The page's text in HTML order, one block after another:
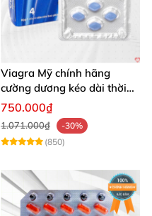
Viagra Mỹ chính hãng
cường dương kéo dài thời
gian nhập khẩu
750.000₫
1.071.000₫
-30%
(850)